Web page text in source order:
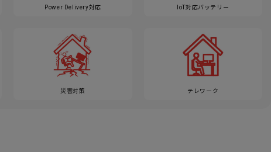
Power Delivery対応 IoT対応バッテリー
災害対策 テレワーク